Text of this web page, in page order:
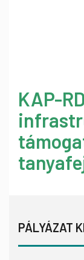
KAP-
PÁLYÁZAT